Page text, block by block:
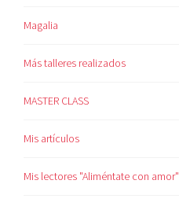
Magalia
Más talleres realizados
MASTER CLASS
Mis artículos
Mis lectores "Aliméntate con amor"